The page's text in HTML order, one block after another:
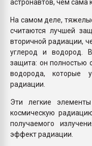
астронавтов, чем сама
На самом деле,
считаются лучшей
вторичной радиации,
углерод и водород.
защита: он полностью
водорода, которые
радиации.
Эти легкие
космическую
получаемого
эффект радиации.